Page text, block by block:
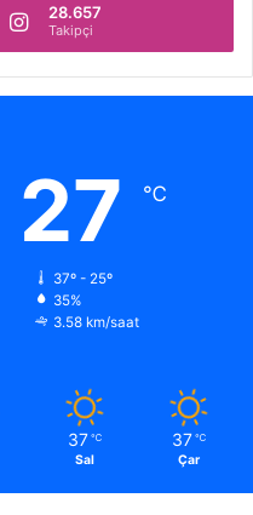
28.657
Takipçi
27 ℃
37º - 25º
35%
3.58 km/saat
37 ℃
Sal
37 ℃
Çar